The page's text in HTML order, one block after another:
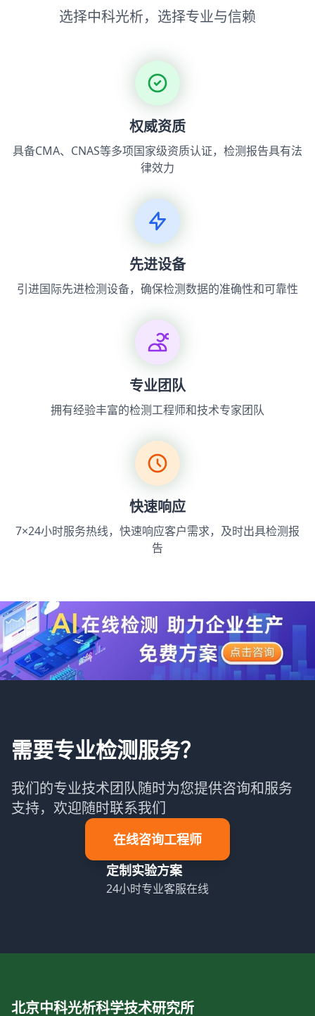
选择中科光析，选择专业与信赖
权威资质
具备CMA、CNAS等多项国家级资质认证，检测报告具有法
律效力
先进设备
引进国际先进检测设备，确保检测数据的准确性和可靠性
专业团队
拥有经验丰富的检测工程师和技术专家团队
快速响应
7×24小时服务热线，快速响应客户需求，及时出具检测报
告
需要专业检测服务？
我们的专业技术团队随时为您提供咨询和服务
支持，欢迎随时联系我们
在线咨询工程师
定制实验方案
24小时专业客服在线
北京中科光析科学技术研究所